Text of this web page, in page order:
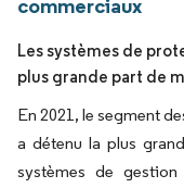
commerciaux
Les systèmes de
plus grande part de
En 2021, le segment
a détenu la plus
systèmes de